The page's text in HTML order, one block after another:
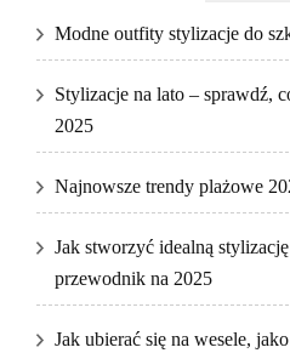
Modne outfity stylizacje do
Stylizacje na lato – sprawdź,
2025
Najnowsze trendy plażowe
Jak stworzyć idealną
przewodnik na 2025
Jak ubierać się na wesele,